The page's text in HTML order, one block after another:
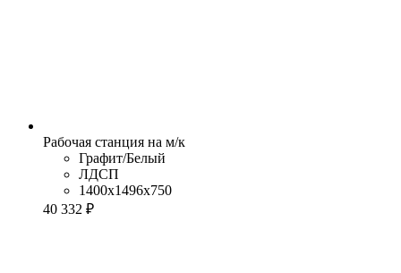
Рабочая станция на м/к
Графит/Белый
ЛДСП
1400x1496x750
40 332 ₽